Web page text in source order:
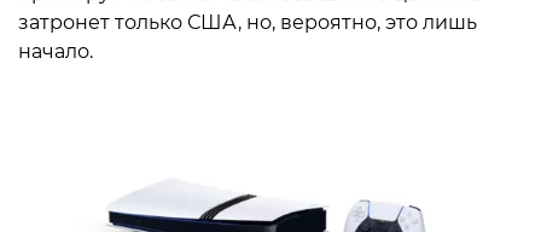
затронет только США, но, вероятно, это лишь
начало.